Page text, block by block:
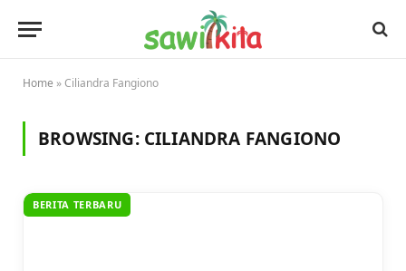
Home »Ciliandra Fangiono
BROWSING: CILIANDRA FANGIONO
BERITA TERBARU